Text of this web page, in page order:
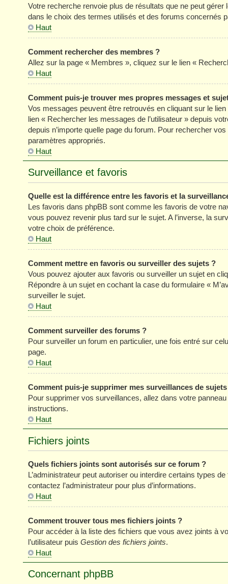
Votre recherche renvoie plus de résultats que ne peut
dans le choix des termes utilisés et des forums concernés
Haut
Comment rechercher des membres ?
Allez sur la page « Membres », cliquez sur le lien «
Haut
Comment puis-je trouver mes propres messages et
Vos messages peuvent être retrouvés en cliquant sur le
lien « Rechercher les messages de l’utilisateur » depuis
depuis n’importe quelle page du forum. Pour rechercher
paramètres appropriés.
Haut
Surveillance et favoris
Quelle est la différence entre les favoris et la
Les favoris dans phpBB sont comme les favoris de votre
vous pouvez revenir plus tard sur le sujet. A l’inverse, la
votre choix de préférence.
Haut
Comment mettre en favoris ou surveiller des sujets ?
Vous pouvez ajouter aux favoris ou surveiller un sujet en
Répondre à un sujet en cochant la case du formulaire «
surveiller le sujet.
Haut
Comment surveiller des forums ?
Pour surveiller un forum en particulier, une fois entré sur
page.
Haut
Comment puis-je supprimer mes surveillances de
Pour supprimer vos surveillances, allez dans votre
instructions.
Haut
Fichiers joints
Quels fichiers joints sont autorisés sur ce forum ?
L’administrateur peut autoriser ou interdire certains types
contactez l’administrateur pour plus d’informations.
Haut
Comment trouver tous mes fichiers joints ?
Pour accéder à la liste des fichiers que vous avez joints à
l’utilisateur puis Gestion des fichiers joints.
Haut
Concernant phpBB